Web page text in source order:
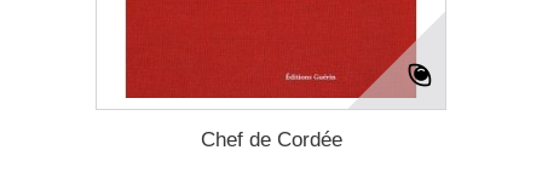
Chef de Cordée